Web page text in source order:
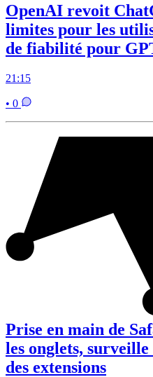
OpenAI revoit
limites pour les
de fiabilité pour
21:15
• 0
Prise en main de
les onglets, surveille
des extensions